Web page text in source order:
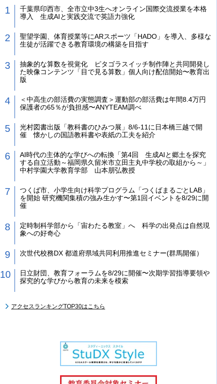
千葉県印西市、全市立中3生へオンライン国際交流授業を本格
導入 生成AIと実践交流で英語力強化
聖望学園、体育授業等にARスポーツ「HADO」を導入、多様な
生徒が活躍できる教育環境の構築を目指す
抽象的な算数を視覚化 ピタゴラスイッチ制作陣と共同開発し
た映像コンテンツ「目で見る算数」個人向け配信開始〜教育出
版
＜中高生の部活費の実態調査＞運動部の部活費は年間8.4万円
保護者の65％が負担感〜ANYTEAM調べ
光村図書出版「教科書のひみつ展」8/6-11に日本橋三越で開
催 懐かしの国語教科書や表紙の工夫を紹介
AI時代の主体的な学びへの転換「第4回 生成AIと郷土を探究
する自立活動～福岡県久留米市立田主丸中学校の取組から～」
中村学園大学教育学部 山本朋弘教授
つくば市、小学生向け科学プログラム「つくばまるごとLAB」
を開始 研究機関集積の強み生かす〜第1回イベントを8/29に開
催
定時制科学部から「宙わたる教室」へ 科学の出発点は自然現
象への好奇心
次世代校務DX 都道府県域共同利用推進セミナー(群馬開催）
日立財団、教育フォーラムを8/29に開催〜次期学習指導要領や
探究的な学びから教育の未来を模索
アクセスランキングTOP30はこちら